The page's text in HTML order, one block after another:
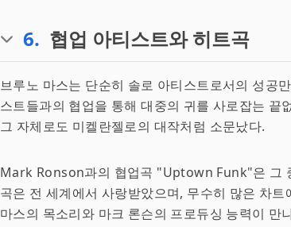
6. 협업 아티스트와 히트곡
브루노 마스는 단순히 솔로 아티스트로서의 성공
스트들과의 협업을 통해 대중의 귀를 사로잡는 끝
그 자체로도 미켈란젤로의 대작처럼 소문났다.
Mark Ronson과의 협업곡 "Uptown Funk"은 그
곡은 전 세계에서 사랑받았으며, 무수히 많은 차
마스의 목소리와 마크 론슨의 프로듀싱 능력이 만